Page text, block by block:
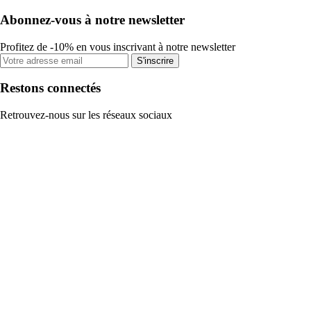
Abonnez-vous à notre newsletter
Profitez de -10% en vous inscrivant à notre newsletter
S'inscrire
Restons connectés
Retrouvez-nous sur les réseaux sociaux